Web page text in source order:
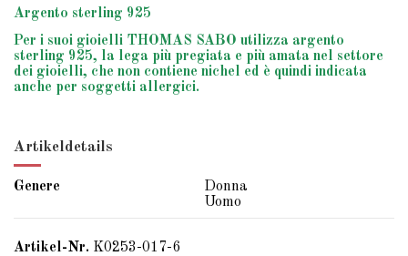
Argento sterling 925
Per i suoi gioielli THOMAS SABO utilizza argento
sterling 925, la lega più pregiata e più amata nel settore
dei gioielli, che non contiene nichel ed è quindi indicata
anche per soggetti allergici.
Artikeldetails
Genere
Donna
Uomo
Artikel-Nr. K0253-017-6